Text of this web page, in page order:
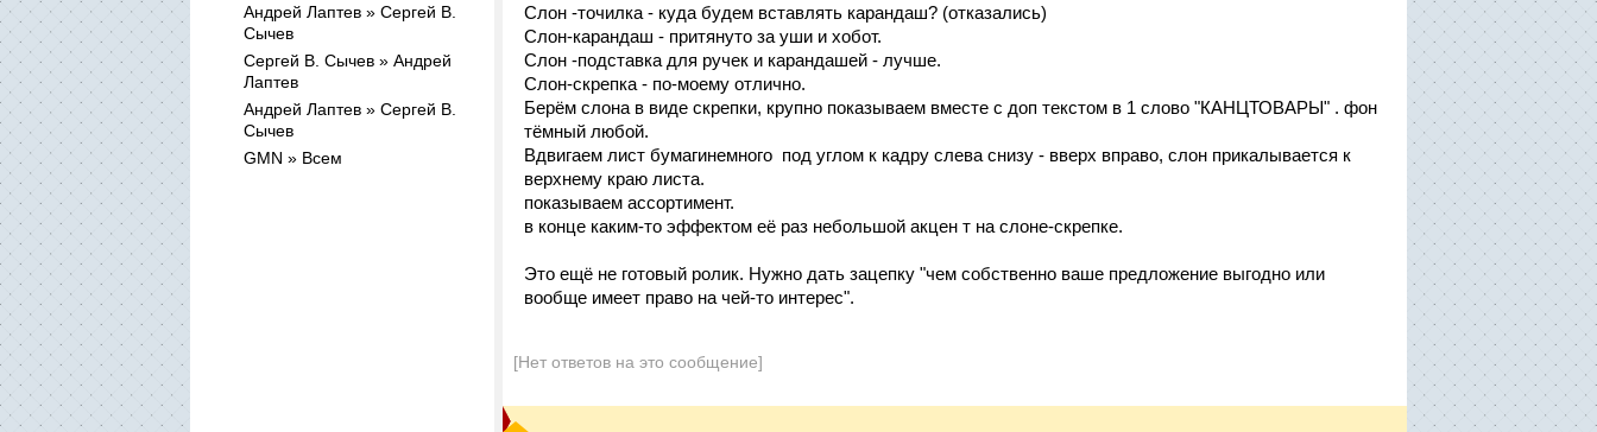
Андрей Лаптев » Сергей В.
Сычев
Сергей В. Сычев » Андрей
Лаптев
Андрей Лаптев » Сергей В.
Сычев
GMN » Всем
Слон -точилка - куда будем вставлять карандаш? (отказались)
Слон-карандаш - притянуто за уши и хобот.
Слон -подставка для ручек и карандашей - лучше.
Слон-скрепка - по-моему отлично.
Берём слона в виде скрепки, крупно показываем вместе с доп текстом в 1 слово "КАНЦТОВАРЫ" . фон
тёмный любой.
Вдвигаем лист бумагинемного под углом к кадру слева снизу - вверх вправо, слон прикалывается к
верхнему краю листа.
показываем ассортимент.
в конце каким-то эффектом её раз небольшой акцен т на слоне-скрепке.
Это ещё не готовый ролик. Нужно дать зацепку "чем собственно ваше предложение выгодно или
вообще имеет право на чей-то интерес".
[Нет ответов на это сообщение]